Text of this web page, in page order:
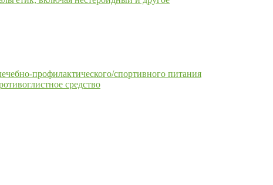
профилактического/спортивного питания
средство